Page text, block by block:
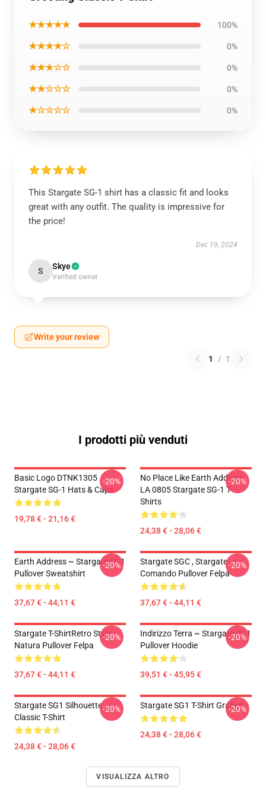
★★★★★ 100%
★★★★☆ 0%
★★★☆☆ 0%
★★☆☆☆ 0%
★☆☆☆☆ 0%
This Stargate SG-1 shirt has a classic fit and looks
great with any outfit. The quality is impressive for
the price!
Dec 19, 2024
S Skye
Verified owner
Write your review
1 / 1
I prodotti più venduti
Basic Logo DTNK1305
Stargate SG-1 Hats & Caps
19,78 € - 21,16 €
-20%
No Place Like Earth Address
LA 0805 Stargate SG-1 T-
Shirts
24,38 € - 28,06 €
-20%
Earth Address ~ Stargate SG1
Pullover Sweatshirt
37,67 € - 44,11 €
-20%
Stargate SGC , Stargate
Comando Pullover Felpa
37,67 € - 44,11 €
-20%
Stargate T-ShirtRetro Style
Natura Pullover Felpa
37,67 € - 44,11 €
-20%
Indirizzo Terra ~ Stargate SG1
Pullover Hoodie
39,51 € - 45,95 €
-20%
Stargate SG1 Silhouette
Classic T-Shirt
24,38 € - 28,06 €
-20% Stargate SG1 T-Shirt Grafica
24,38 € - 28,06 €
-20%
VISUALIZZA ALTRO